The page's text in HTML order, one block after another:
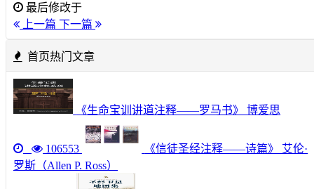
最后修改于
上一篇 下一篇
首页热门文章
《生命宝训讲道注释——罗马书》 博爱思
106553
《信徒圣经注释——诗篇》 艾伦·
罗斯（Allen P. Ross）